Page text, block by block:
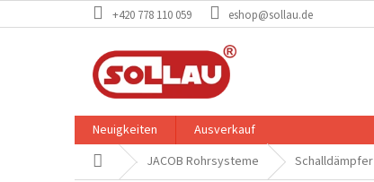
Inhalt
+420 778 110 059 eshop@sollau.de
Neuigkeiten
Ausverkauf
StartseiteJACOB Rohrsysteme Schalldämpfer